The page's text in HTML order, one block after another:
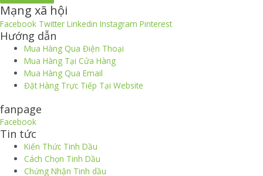
Mạng xã hội
Facebook Twitter Linkedin Instagram Pinterest
Hướng dẫn
Mua Hàng Qua Điện Thoại
Mua Hàng Tại Cửa Hàng
Mua Hàng Qua Email
Đặt Hàng Trực Tiếp Tại Website
fanpage
Facebook
Tin tức
Kiến Thức Tinh Dầu
Cách Chọn Tinh Dầu
Chứng Nhận Tinh dầu